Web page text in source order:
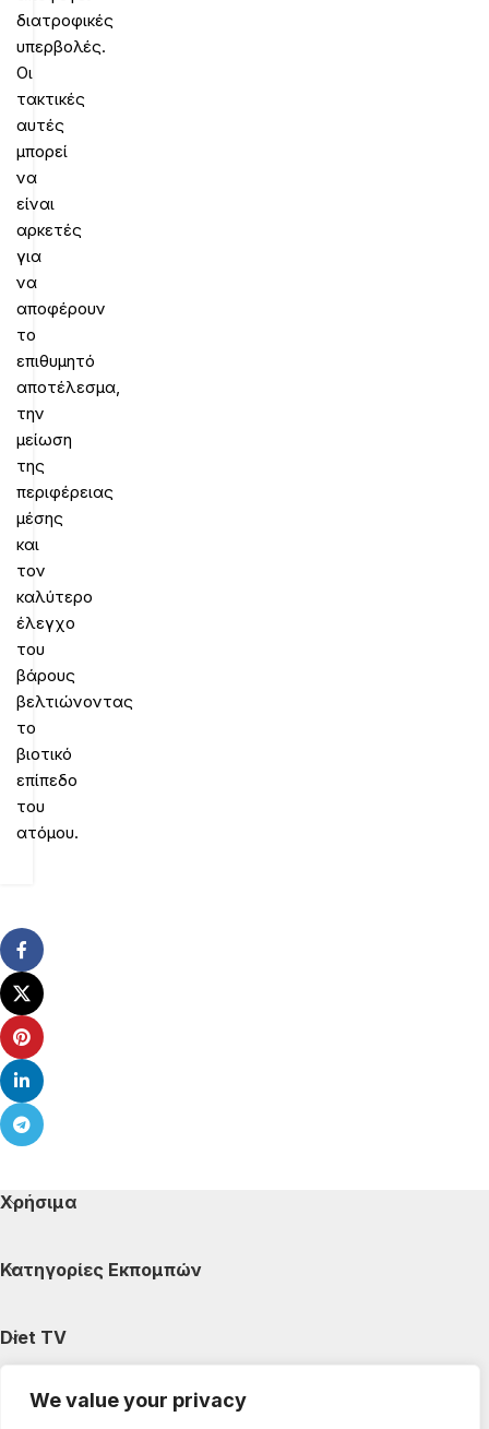
We value your privacy
διατροφικές
υπερβολές.
Οι
τακτικές
αυτές
μπορεί
να
είναι
αρκετές
για
να
αποφέρουν
το
επιθυμητό
αποτέλεσμα,
την
μείωση
της
περιφέρειας
μέσης
και
τον
καλύτερο
έλεγχο
του
βάρους
βελτιώνοντας
το
βιοτικό
επίπεδο
του
ατόμου.
Χρήσιμα
Κατηγορίες Εκπομπών
Diet TV
Κατηγορίες Άρθρων